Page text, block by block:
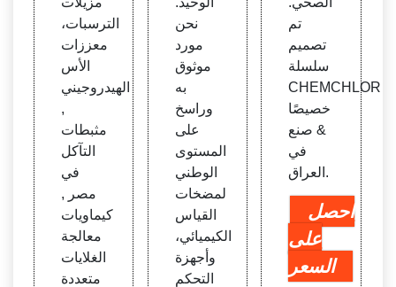
الترسبات،
معززات
الأس
الهيدروجيني
,
مثبطات
التآكل
في
مصر ,
كيماويات
معالجة
الغلايات
متعددة
نحن
مورد
موثوق
به
وراسخ
على
المستوى
الوطني
لمضخات
القياس
الكيميائي،
وأجهزة
التحكم
تم
تصميم
سلسلة
CHEMCHLOR
خصيصًا
& صنع
في
العراق.
احصل
على
السعر